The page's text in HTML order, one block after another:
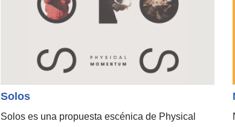
Solos
Solos es una propuesta escénica de Physical